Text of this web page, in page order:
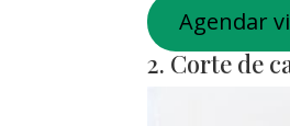
Agendar
2. Corte de